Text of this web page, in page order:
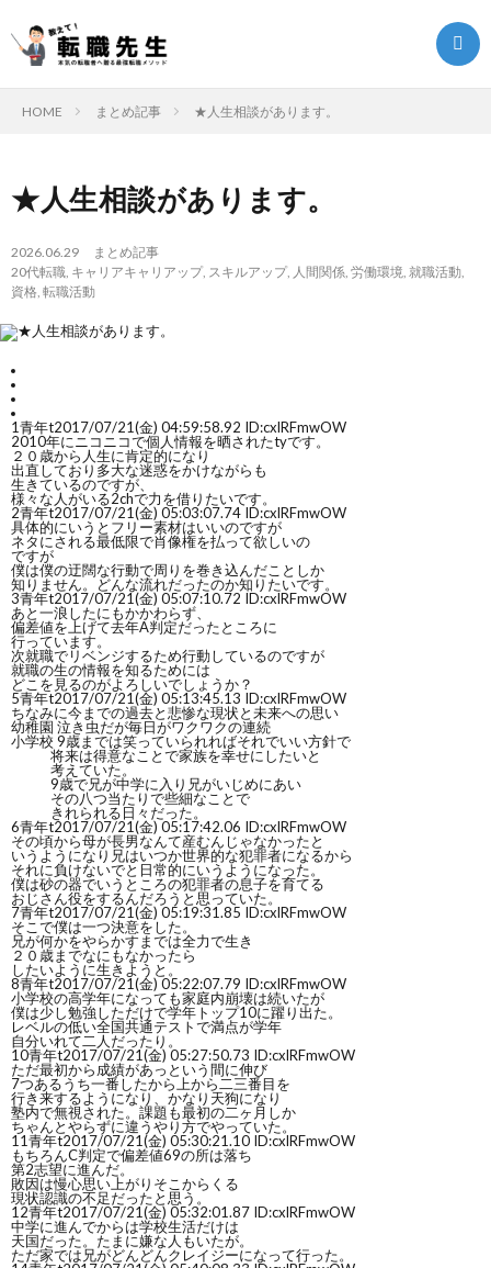
ク
職
ま
HOME まとめ記事 ★人生相談があります。
★人生相談があります。
2026.06.29
まとめ記事
20代転職, キャリアキャリアップ, スキルアップ, 人間関係, 労働環境, 就職活動,
資格, 転職活動
1青年t2017/07/21(金) 04:59:58.92 ID:cxlRFmwOW
2010年にニコニコで個人情報を晒されたtyです。
２０歳から人生に肯定的になり
出直しており多大な迷惑をかけながらも
生きているのですが、
様々な人がいる2chで力を借りたいです。
2青年t2017/07/21(金) 05:03:07.74 ID:cxlRFmwOW
具体的にいうとフリー素材はいいのですが
ネタにされる最低限で肖像権を払って欲しいの
ですが
僕は僕の迂闊な行動で周りを巻き込んだことしか
知りません。どんな流れだったのか知りたいです。
3青年t2017/07/21(金) 05:07:10.72 ID:cxlRFmwOW
あと一浪したにもかかわらず、
偏差値を上げて去年A判定だったところに
行っています。
次就職でリベンジするため行動しているのですが
就職の生の情報を知るためには
どこを見るのがよろしいでしょうか？
5青年t2017/07/21(金) 05:13:45.13 ID:cxlRFmwOW
ちなみに今までの過去と悲惨な現状と未来への思い
幼稚園 泣き虫だが毎日がワクワクの連続
小学校 9歳までは笑っていられればそれでいい方針で
将来は得意なことで家族を幸せにしたいと
考えていた。
9歳で兄が中学に入り兄がいじめにあい
その八つ当たりで些細なことで
きれられる日々だった。
6青年t2017/07/21(金) 05:17:42.06 ID:cxlRFmwOW
その頃から母が長男なんて産むんじゃなかったと
いうようになり兄はいつか世界的な犯罪者になるから
それに負けないでと日常的にいうようになった。
僕は砂の器でいうところの犯罪者の息子を育てる
おじさん役をするんだろうと思っていた。
7青年t2017/07/21(金) 05:19:31.85 ID:cxlRFmwOW
そこで僕は一つ決意をした。
兄が何かをやらかすまでは全力で生き
２０歳までなにもなかったら
したいように生きようと。
8青年t2017/07/21(金) 05:22:07.79 ID:cxlRFmwOW
小学校の高学年になっても家庭内崩壊は続いたが
僕は少し勉強しただけで学年トップ10に躍り出た。
レベルの低い全国共通テストで満点が学年
自分いれて二人だったり。
10青年t2017/07/21(金) 05:27:50.73 ID:cxlRFmwOW
ただ最初から成績があっという間に伸び
7つあるうち一番したから上から二三番目を
行き来するようになり、かなり天狗になり
塾内で無視された。課題も最初の二ヶ月しか
ちゃんとやらずに違うやり方でやっていた。
11青年t2017/07/21(金) 05:30:21.10 ID:cxlRFmwOW
もちろんC判定で偏差値69の所は落ち
第2志望に進んだ。
敗因は慢心思い上がりそこからくる
現状認識の不足だったと思う。
12青年t2017/07/21(金) 05:32:01.87 ID:cxlRFmwOW
中学に進んでからは学校生活だけは
天国だった。たまに嫌な人もいたが。
ただ家では兄がどんどんクレイジーになって行った。